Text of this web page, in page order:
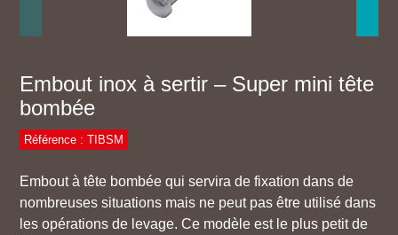
Embout inox à sertir – Super mini tête
bombée
Référence : TIBSM
Embout à tête bombée qui servira de fixation dans de
nombreuses situations mais ne peut pas être utilisé dans
les opérations de levage. Ce modèle est le plus petit de